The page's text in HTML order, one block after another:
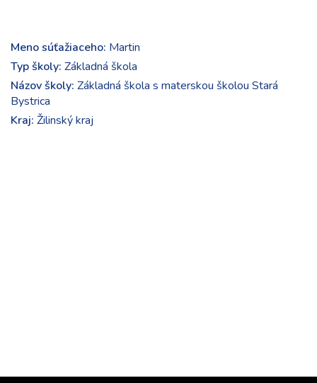
Meno súťažiaceho: Martin
Typ školy: Základná škola
Názov školy: Základná škola s materskou školou Stará
Bystrica
Kraj: Žilinský kraj